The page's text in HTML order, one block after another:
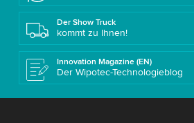
Der Show Truck
kommt zu Ihnen!
Innovation Magazine (EN)
Der Wipotec-Technologieblog